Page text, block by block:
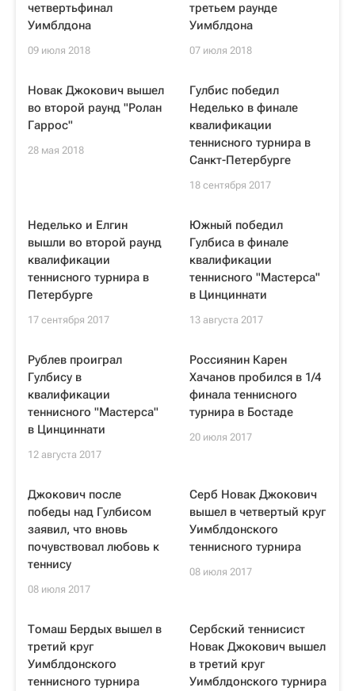
четвертьфинал
Уимблдона
09 июля 2018
третьем раунде
Уимблдона
07 июля 2018
Новак Джокович вышел
во второй раунд "Ролан
Гаррос"
28 мая 2018
Гулбис победил
Неделько в финале
квалификации
теннисного турнира в
Санкт-Петербурге
18 сентября 2017
Неделько и Елгин
вышли во второй раунд
квалификации
теннисного турнира в
Петербурге
17 сентября 2017
Южный победил
Гулбиса в финале
квалификации
теннисного "Мастерса"
в Цинциннати
13 августа 2017
Рублев проиграл
Гулбису в
квалификации
теннисного "Мастерса"
в Цинциннати
12 августа 2017
Россиянин Карен
Хачанов пробился в 1/4
финала теннисного
турнира в Бостаде
20 июля 2017
Джокович после
победы над Гулбисом
заявил, что вновь
почувствовал любовь к
теннису
08 июля 2017
Серб Новак Джокович
вышел в четвертый круг
Уимблдонского
теннисного турнира
08 июля 2017
Томаш Бердых вышел в
третий круг
Уимблдонского
теннисного турнира
Сербский теннисист
Новак Джокович вышел
в третий круг
Уимблдонского турнира